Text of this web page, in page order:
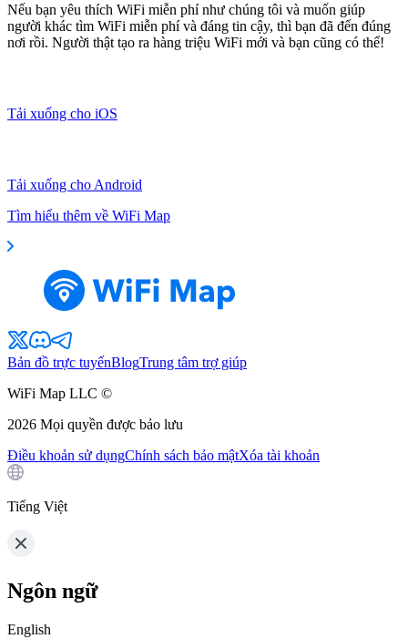
Nếu bạn yêu thích WiFi miễn phí như chúng tôi và muốn giúp
người khác tìm WiFi miễn phí và đáng tin cậy, thì bạn đã đến đúng
nơi rồi. Người thật tạo ra hàng triệu WiFi mới và bạn cũng có thể!
Tải xuống cho iOS
Tải xuống cho Android
Tìm hiểu thêm về WiFi Map
Bản đồ trực tuyếnBlogTrung tâm trợ giúp
WiFi Map LLC ©
2026 Mọi quyền được bảo lưu
Điều khoản sử dụngChính sách bảo mậtXóa tài khoản
Tiếng Việt
Ngôn ngữ
English